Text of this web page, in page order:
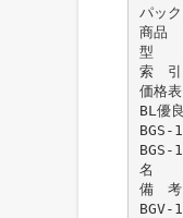
パック
商品
型
索 引
価格表
BL優
BGS-
BGS-
名
備 考
BGV-